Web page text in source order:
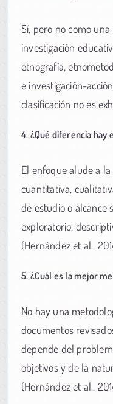
Sí, pero no como
investigación
etnografía,
e investigación-
clasificación no es
4. ¿Qué diferencia
El enfoque alude a
cuantitativa,
de estudio o alcance
exploratorio,
(Hernández et al.,
5. ¿Cuál es la mejor
No hay una
documentos
depende del
objetivos y de la
(Hernández et al.,